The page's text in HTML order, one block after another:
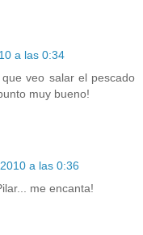
a las 0:34
veo salar el pescado
muy bueno!
a las 0:36
me encanta!